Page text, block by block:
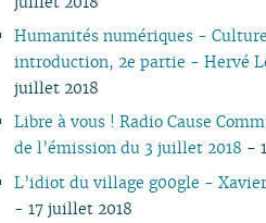
01
02
01
01
03
01
03
Humanités numériques -
introduction, 2e partie - Hervé
juillet 2018
Libre à vous ! Radio Cause
de l’émission du 3 juillet 2018 -
L’idiot du village g00gle - Xavier
- 17 juillet 2018